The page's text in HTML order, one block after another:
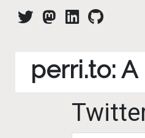
perri.to: